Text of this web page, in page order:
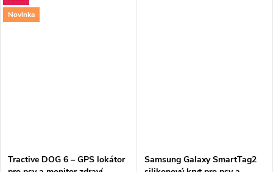
Novinka
Tractive DOG 6 – GPS lokátor
Samsung Galaxy SmartTag2